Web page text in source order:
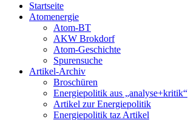
Startseite
Atomenergie
Atom-BT
AKW Brokdorf
Atom-Geschichte
Spurensuche
Artikel-Archiv
Broschüren
Energiepolitik aus „analyse+kritik“
Artikel zur Energiepolitik
Energiepolitik taz Artikel